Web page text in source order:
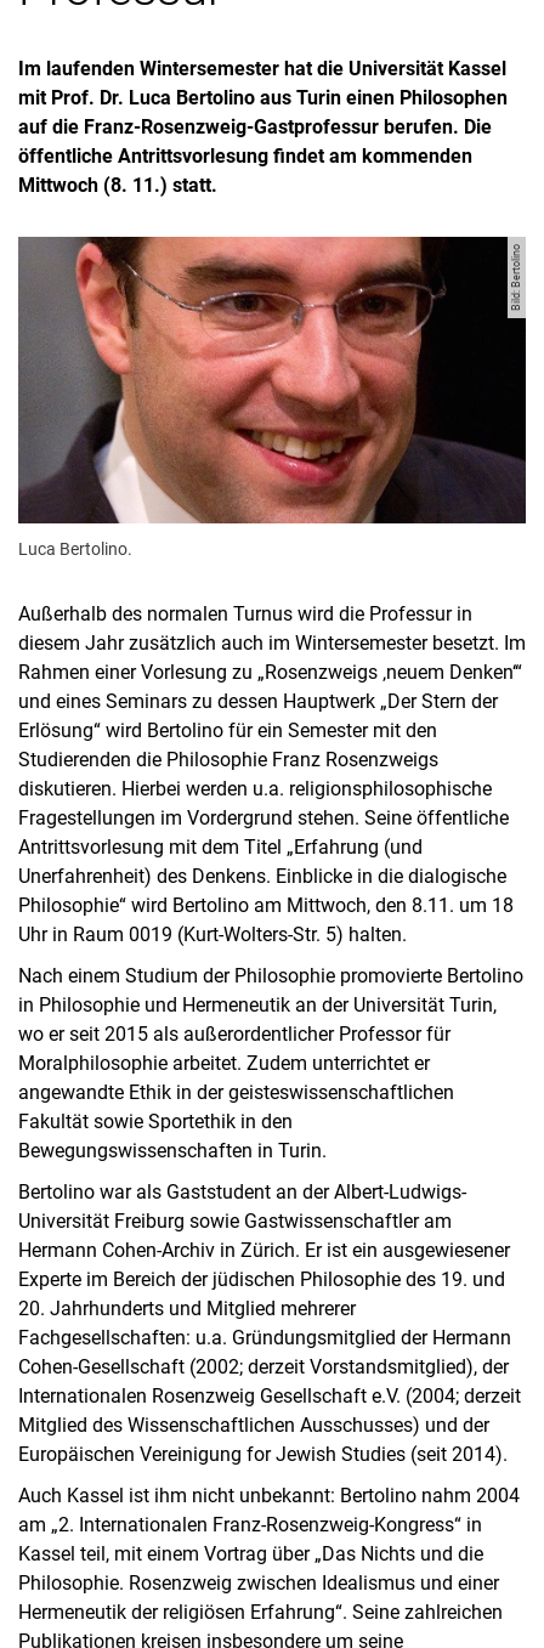
Im laufenden Wintersemester hat die Universität Kassel
mit Prof. Dr. Luca Bertolino aus Turin einen Philosophen
auf die Franz-Rosenzweig-Gastprofessur berufen. Die
öffentliche Antrittsvorlesung findet am kommenden
Mittwoch (8. 11.) statt.
Bild: Bertolino
Luca Bertolino.
Außerhalb des normalen Turnus wird die Professur in
diesem Jahr zusätzlich auch im Wintersemester besetzt. Im
Rahmen einer Vorlesung zu „Rosenzweigs ‚neuem Denken‘“
und eines Seminars zu dessen Hauptwerk „Der Stern der
Erlösung“ wird Bertolino für ein Semester mit den
Studierenden die Philosophie Franz Rosenzweigs
diskutieren. Hierbei werden u.a. religionsphilosophische
Fragestellungen im Vordergrund stehen. Seine öffentliche
Antrittsvorlesung mit dem Titel „Erfahrung (und
Unerfahrenheit) des Denkens. Einblicke in die dialogische
Philosophie“ wird Bertolino am Mittwoch, den 8.11. um 18
Uhr in Raum 0019 (Kurt-Wolters-Str. 5) halten.
Nach einem Studium der Philosophie promovierte Bertolino
in Philosophie und Hermeneutik an der Universität Turin,
wo er seit 2015 als außerordentlicher Professor für
Moralphilosophie arbeitet. Zudem unterrichtet er
angewandte Ethik in der geisteswissenschaftlichen
Fakultät sowie Sportethik in den
Bewegungswissenschaften in Turin.
Bertolino war als Gaststudent an der Albert-Ludwigs-
Universität Freiburg sowie Gastwissenschaftler am
Hermann Cohen-Archiv in Zürich. Er ist ein ausgewiesener
Experte im Bereich der jüdischen Philosophie des 19. und
20. Jahrhunderts und Mitglied mehrerer
Fachgesellschaften: u.a. Gründungsmitglied der Hermann
Cohen-Gesellschaft (2002; derzeit Vorstandsmitglied), der
Internationalen Rosenzweig Gesellschaft e.V. (2004; derzeit
Mitglied des Wissenschaftlichen Ausschusses) und der
Europäischen Vereinigung for Jewish Studies (seit 2014).
Auch Kassel ist ihm nicht unbekannt: Bertolino nahm 2004
am „2. Internationalen Franz-Rosenzweig-Kongress“ in
Kassel teil, mit einem Vortrag über „Das Nichts und die
Philosophie. Rosenzweig zwischen Idealismus und einer
Hermeneutik der religiösen Erfahrung“. Seine zahlreichen
Publikationen kreisen insbesondere um seine